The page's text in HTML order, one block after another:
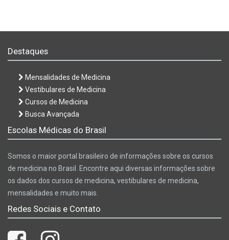
Destaques
Mensalidades de Medicina
Vestibulares de Medicina
Cursos de Medicina
Busca Avançada
Escolas Médicas do Brasil
Somos o maior portal brasileiro de informações sobre os cursos
de medicina no Brasil. Encontre aqui diversas informações sobre
os dados dos cursos de medicina, vestibulares de medicina,
mensalidades e muito mais.
Redes Sociais e Contato